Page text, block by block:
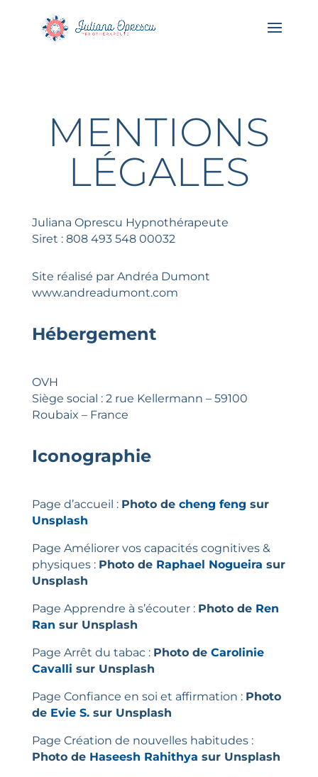
MENTIONS
LÉGALES
Juliana Oprescu Hypnothérapeute
Siret : 808 493 548 00032
Site réalisé par Andréa Dumont
www.andreadumont.com
Hébergement
OVH
Siège social : 2 rue Kellermann – 59100
Roubaix – France
Iconographie
Page d’accueil : Photo de cheng feng sur
Unsplash
Page Améliorer vos capacités cognitives &
physiques : Photo de Raphael Nogueira sur
Unsplash
Page Apprendre à s’écouter : Photo de Ren
Ran sur Unsplash
Page Arrêt du tabac : Photo de Carolinie
Cavalli sur Unsplash
Page Confiance en soi et affirmation : Photo
de Evie S.sur Unsplash
Page Création de nouvelles habitudes :
Photo de Haseesh Rahithya sur Unsplash